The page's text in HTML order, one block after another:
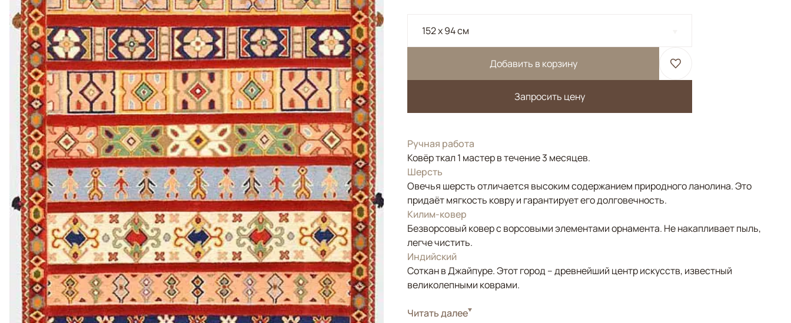
152 x 94 см
Добавить в корзину
Запросить цену
Ручная работа
Ковёр ткал 1 мастер в течение 3 месяцев.
Шерсть
Овечья шерсть отличается высоким содержанием природного ланолина. Это
придаёт мягкость ковру и гарантирует его долговечность.
Килим-ковер
Безворсовый ковер с ворсовыми элементами орнамента. Не накапливает пыль,
легче чистить.
Индийский
Соткан в Джайпуре. Этот город – древнейший центр искусств, известный
великолепными коврами.
СтильКилимы и сумахи
Читать далее